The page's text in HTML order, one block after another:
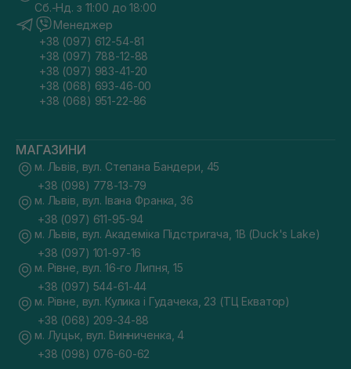
Сб.-Нд. з 11:00 до 18:00
Менеджер
+38 (097) 612-54-81
+38 (097) 788-12-88
+38 (097) 983-41-20
+38 (068) 693-46-00
+38 (068) 951-22-86
МАГАЗИНИ
м. Львів, вул. Степана Бандери, 45
+38 (098) 778-13-79
м. Львів, вул. Івана Франка, 36
+38 (097) 611-95-94
м. Львів, вул. Академіка Підстригача, 1В (Duck's Lake)
+38 (097) 101-97-16
м. Рівне, вул. 16-го Липня, 15
+38 (097) 544-61-44
м. Рівне, вул. Кулика і Гудачека, 23 (ТЦ Екватор)
+38 (068) 209-34-88
м. Луцьк, вул. Винниченка, 4
+38 (098) 076-60-62